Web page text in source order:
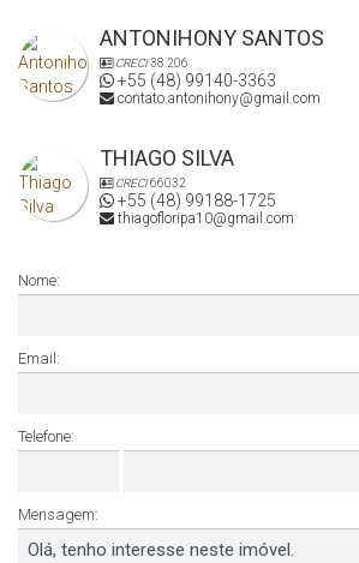
ANTONIHONY SANTOS
CRECI38.206
+55 (48) 99140-3363
contato.antonihony@gmail.com
THIAGO SILVA
CRECI66032
+55 (48) 99188-1725
thiagofloripa10@gmail.com
Nome:
Email:
Telefone:
Mensagem: